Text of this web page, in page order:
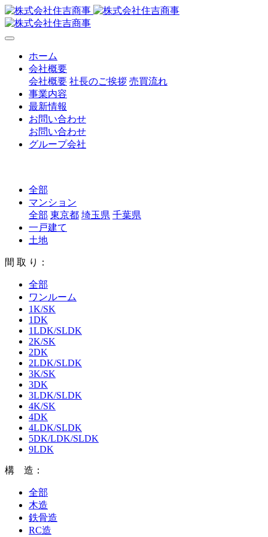
ホーム
会社概要
会社概要 社長のご挨拶 売買流れ
事業内容
最新情報
お問い合わせ
お問い合わせ
グループ会社
全部
マンション
全部 東京都 埼玉県 千葉県
一戸建て
土地
間 取 り：
全部
ワンルーム
1K/SK
1DK
1LDK/SLDK
2K/SK
2DK
2LDK/SLDK
3K/SK
3DK
3LDK/SLDK
4K/SK
4DK
4LDK/SLDK
5DK/LDK/SLDK
9LDK
構 造：
全部
木造
鉄骨造
RC造